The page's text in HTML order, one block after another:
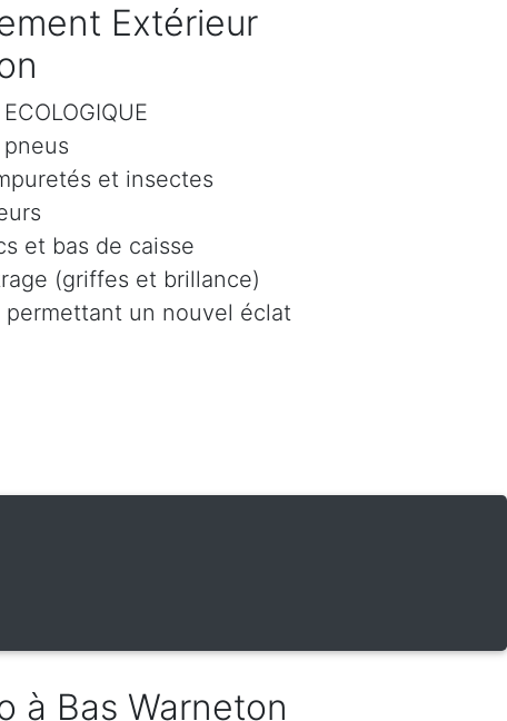
Extérieur
et insectes
et bas de caisse
(griffes et brillance)
un nouvel éclat
à Bas Warneton